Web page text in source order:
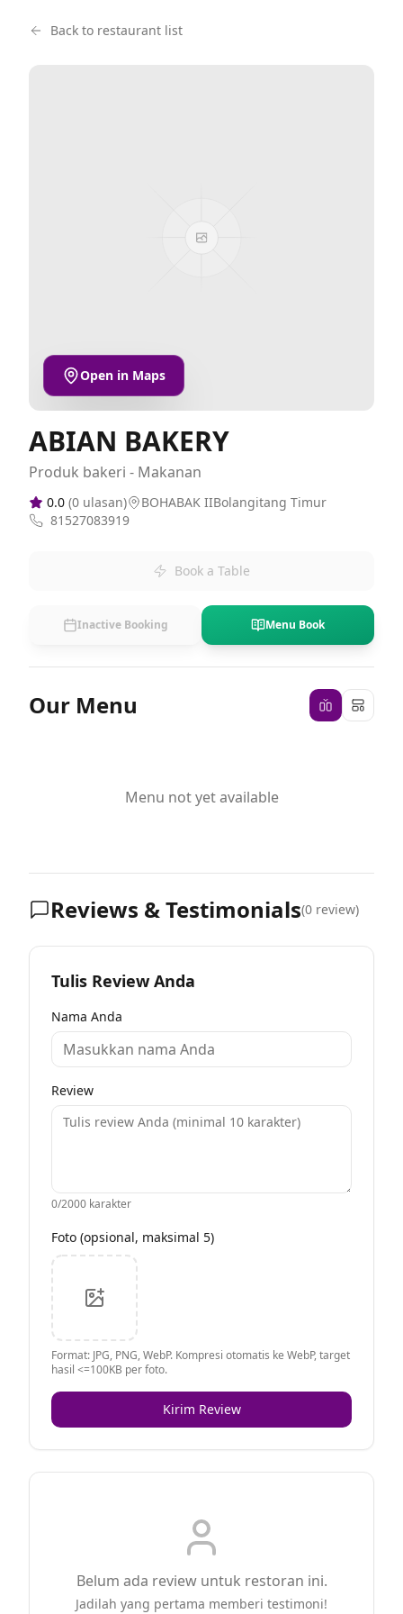
Back to restaurant list
Open in Maps
ABIAN BAKERY
Produk bakeri - Makanan
0.0 (0 ulasan)
BOHABAK IIBolangitang Timur
81527083919
Book a Table
Inactive Booking Menu Book
Our Menu
Menu not yet available
Reviews & Testimonials(0 review)
Tulis Review Anda
Nama Anda
Review
0/2000 karakter
Foto (opsional, maksimal 5)
Format: JPG, PNG, WebP. Kompresi otomatis ke WebP, target
hasil <=100KB per foto.
Kirim Review
Belum ada review untuk restoran ini.
Jadilah yang pertama memberi testimoni!